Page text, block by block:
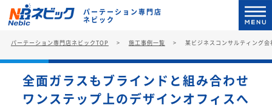
パーテーション専門店
ネビック
パーテーション専門店ネビックTOP 施工事例一覧 某ビジネスコンサルティング会
全面ガラスもブラインドと組み合わせ
ワンステップ上のデザインオフィスへ